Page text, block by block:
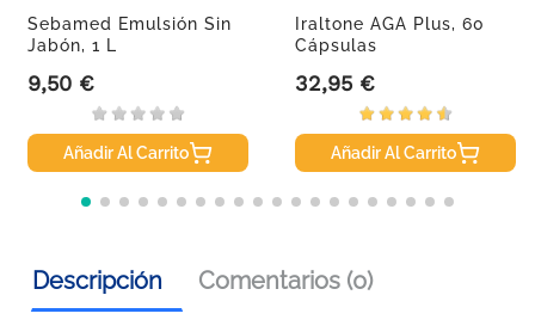
Sebamed Emulsión Sin
Jabón, 1 L
Precio
9,50 €
Añadir Al Carrito
Iraltone AGA Plus, 60
Cápsulas
Precio
32,95 €
Añadir Al Carrito
Descripción Comentarios (0)